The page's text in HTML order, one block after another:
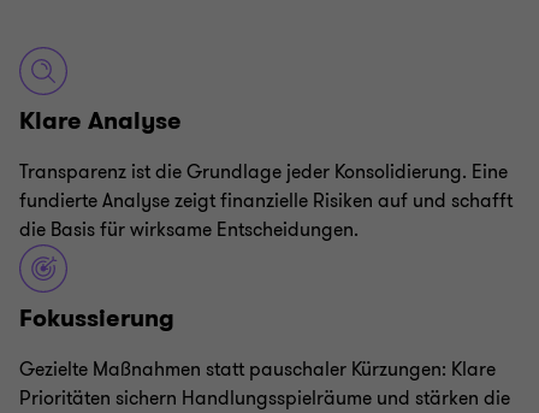
Klare Analyse
Transparenz ist die Grundlage jeder Konsolidierung. Eine
fundierte Analyse zeigt finanzielle Risiken auf und schafft
die Basis für wirksame Entscheidungen.
Fokussierung
Gezielte Maßnahmen statt pauschaler Kürzungen: Klare
Prioritäten sichern Handlungsspielräume und stärken die